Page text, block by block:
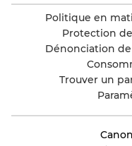
Politique en
Protection
Dénonciation
Trouver un